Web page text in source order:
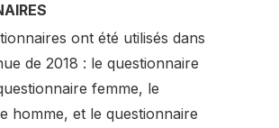
ont été utilisés dans
de 2018 : le questionnaire
femme, le
homme, et le questionnaire